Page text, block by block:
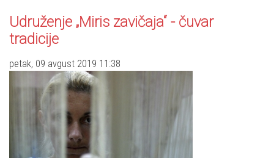
Udruženje „Miris zavičaja“ - čuvar
tradicije
petak, 09 avgust 2019 11:38